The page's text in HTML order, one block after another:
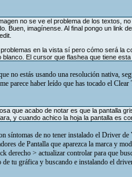
no se ve el problema de los textos,
Buen, imagínense. Al final pongo un link
en la vista sí pero cómo será la
blanco. El cursor que flashea que tiene
no estás usando una resolución nativa,
parece haber leído que has tocado el
que acabo de notar es que la pantalla
y cuando achico la hoja la pantalla es
síntomas de no tener instalado el Driver
de Pantalla que aparezca la marca y
derecho > actualizar controlar para que
de tu gráfica y buscando e instalando el